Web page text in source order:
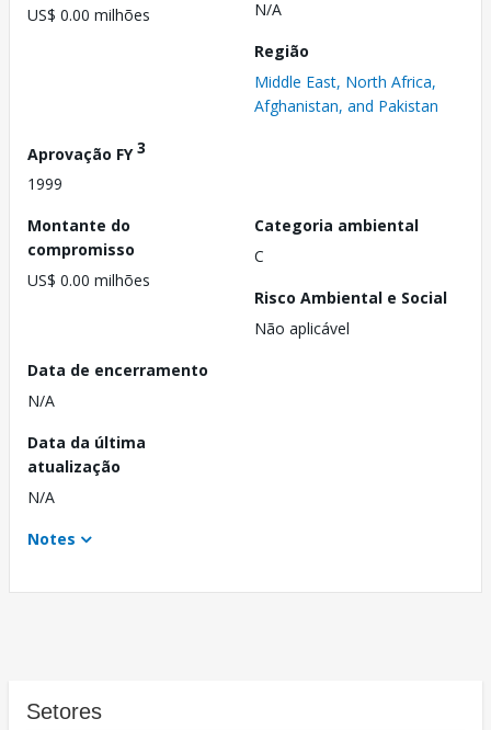
US$ 0.00 milhões
N/A
Região
Middle East, North Africa,
Afghanistan, and Pakistan
Aprovação FY3
1999
Montante do
compromisso
US$ 0.00 milhões
Categoria ambiental
C
Risco Ambiental e Social
Não aplicável
Data de encerramento
N/A
Data da última
atualização
N/A
Notes
Setores